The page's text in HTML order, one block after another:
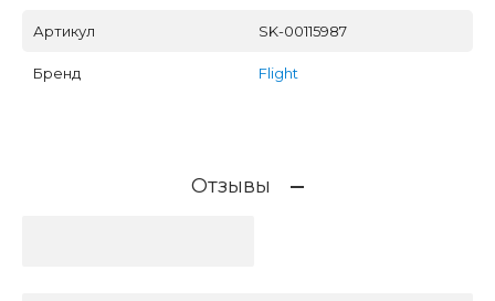
Артикул SK-00115987
Бренд Flight
Отзывы